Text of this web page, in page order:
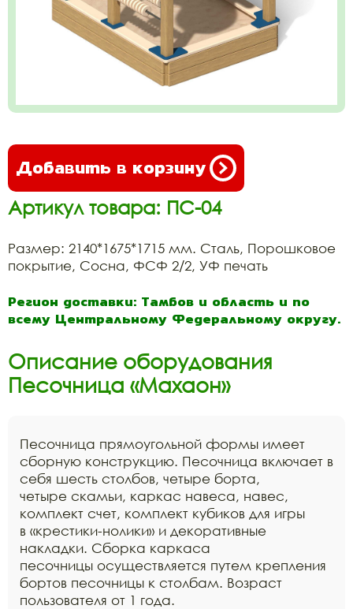
Добавить в корзину
Артикул товара: ПС-04
Размер: 2140*1675*1715 мм. Сталь, Порошковое
покрытие, Сосна, ФСФ 2/2, УФ печать
Регион доставки: Тамбов и область и по
всему Центральному Федеральному округу.
Описание оборудования
Песочница «Махаон»
Песочница прямоугольной формы имеет
сборную конструкцию. Песочница включает в
себя шесть столбов, четыре борта,
четыре скамьи, каркас навеса, навес,
комплект счет, комплект кубиков для игры
в «крестики-нолики» и декоративные
накладки. Сборка каркаса
песочницы осуществляется путем крепления
бортов песочницы к столбам. Возраст
пользователя от 1 года.